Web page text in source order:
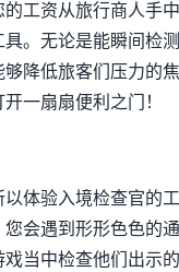
工资从旅行商人手
。无论是能瞬间检
降低旅客们压力的
一扇扇便利之门！
体验入境检查官的
会遇到形形色色的
当中检查他们出示